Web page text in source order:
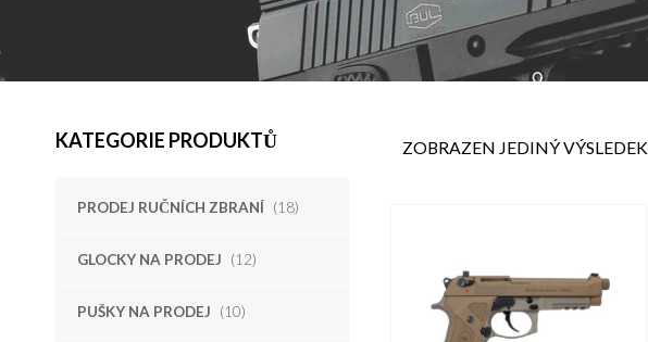
KATEGORIE PRODUKTŮ
PRODEJ RUČNÍCH ZBRANÍ (18)
GLOCKY NA PRODEJ (12)
PUŠKY NA PRODEJ (10)
ZOBRAZEN JEDINÝ VÝSLEDEK